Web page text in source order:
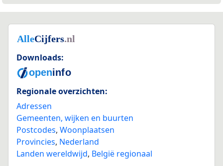
Downloads:
Regionale overzichten:
Adressen
Gemeenten, wijken en buurten
Postcodes, Woonplaatsen
Provincies, Nederland
Landen wereldwijd, België regionaal